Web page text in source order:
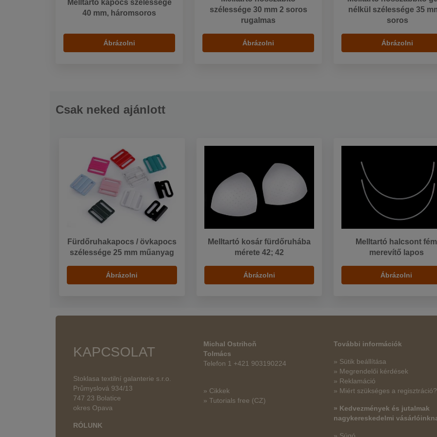
Melltartó kapocs szélessége
40 mm, háromsoros
Ábrázolni
szélessége 30 mm 2 soros
rugalmas
Ábrázolni
nélkül szélessége 35
soros
Ábrázolni
Csak neked ajánlott
Fürdőruhakapocs / övkapocs
szélessége 25 mm műanyag
Ábrázolni
Melltartó kosár fürdőruhába
mérete 42; 42
Ábrázolni
Melltartó halcsont fém
merevítő lapos
Ábrázolni
KAPCSOLAT
Stoklasa textilní galanterie s.r.o.
Průmyslová 934/13
747 23 Bolatice
okres Opava
RÓLUNK
Michal Ostrihoň
Tolmács
Telefon 1 +421 903190224
» Cikkek
» Tutorials free (CZ)
További információk
» Sütik beállítása
» Megrendelői kérdések
» Reklamáció
» Miért szükséges a regisztráció?
» Kedvezmények és jutalmak
nagykereskedelmi
» Súgó